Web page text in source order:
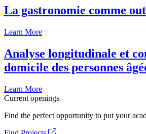
La gastronomie comme
Learn More
Analyse longitudinale et
domicile des personnes
Learn More
Current openings
Find the perfect opportunity to put your